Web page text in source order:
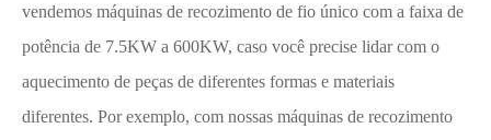
vendemos máquinas de recozimento de fio único com a faixa de
potência de 7.5KW a 600KW, caso você precise lidar com o
aquecimento de peças de diferentes formas e materiais
diferentes. Por exemplo, com nossas máquinas de recozimento